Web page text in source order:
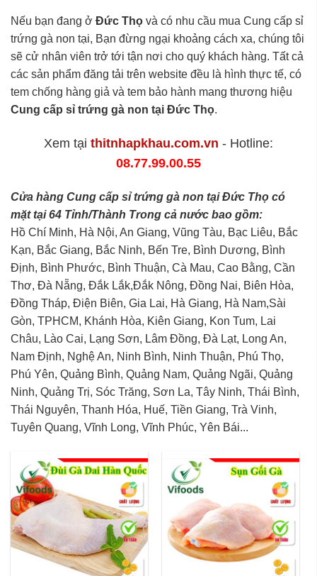
Nếu bạn đang ở Đức Thọ và có nhu cầu mua Cung cấp sỉ
trứng gà non tại, Bạn đừng ngại khoảng cách xa, chúng tôi
sẽ cử nhân viên trở tới tận nơi cho quý khách hàng. Tất cả
các sản phẩm đăng tải trên website đều là hình thực tế, có
tem chống hàng giả và tem bảo hành mang thương hiệu
Cung cấp sỉ trứng gà non tại Đức Thọ.
Xem tại thitnhapkhau.com.vn - Hotline:
08.77.99.00.55
Cửa hàng Cung cấp sỉ trứng gà non tại Đức Thọ có
mặt tại 64 Tỉnh/Thành Trong cả nước bao gồm:
Hồ Chí Minh, Hà Nội, An Giang, Vũng Tàu, Bạc Liêu, Bắc
Kạn, Bắc Giang, Bắc Ninh, Bến Tre, Bình Dương, Bình
Định, Bình Phước, Bình Thuận, Cà Mau, Cao Bằng, Cần
Thơ, Đà Nẵng, Đắk Lắk,Đắk Nông, Đồng Nai, Biên Hòa,
Đồng Tháp, Điện Biên, Gia Lai, Hà Giang, Hà Nam,Sài
Gòn, TPHCM, Khánh Hòa, Kiên Giang, Kon Tum, Lai
Châu, Lào Cai, Lạng Sơn, Lâm Đồng, Đà Lạt, Long An,
Nam Định, Nghệ An, Ninh Bình, Ninh Thuận, Phú Thọ,
Phú Yên, Quảng Bình, Quảng Nam, Quảng Ngãi, Quảng
Ninh, Quảng Trị, Sóc Trăng, Sơn La, Tây Ninh, Thái Bình,
Thái Nguyên, Thanh Hóa, Huế, Tiền Giang, Trà Vinh,
Tuyên Quang, Vĩnh Long, Vĩnh Phúc, Yên Bái...